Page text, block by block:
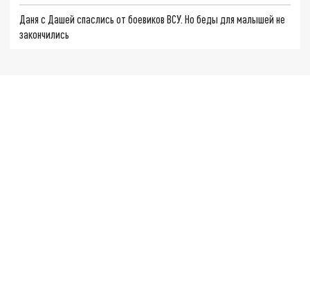
Даня с Дашей спаслись от боевиков ВСУ. Но беды для малышей не
закончились